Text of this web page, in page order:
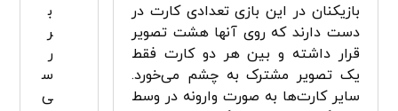
بازیکنان در این بازی تعدادی کارت در
دست دارند که روی آنها هشت تصویر
قرار داشته و بین هر دو کارت فقط
یک تصویر مشترک به چشم می‌خورد.
سایر کارت‌ها به صورت وارونه در وسط
ب
ر
ر
س
ی